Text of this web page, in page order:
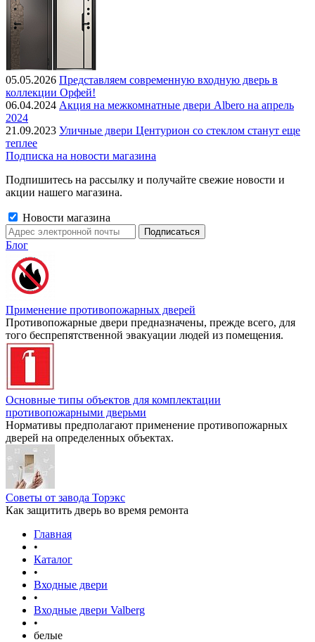
05.05.2026 Представляем современную входную дверь в
коллекции Орфей!
06.04.2024 Акция на межкомнатные двери Albero на апрель
2024
21.09.2023 Уличные двери Центурион со стеклом станут еще
теплее
Подписка на новости магазина
Подпишитесь на рассылку и получайте свежие новости и
акции нашего магазина.
Новости магазина
Блог
Применение противопожарных дверей
Противопожарные двери предназначены, прежде всего, для
того беспрепятственной эвакуации людей из помещения.
Основные типы объектов для комплектации
противопожарными дверьми
Нормативы предполагают применение противопожарных
дверей на определенных объектах.
Советы от завода Торэкс
Как защитить дверь во время ремонта
Главная
•
Каталог
•
Входные двери
•
Входные двери Valberg
•
белые